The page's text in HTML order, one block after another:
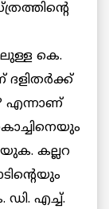
കെ.
ദളിതര്‍ക്ക്
എന്നാണ്
കല്ലറ
എച്ച്.